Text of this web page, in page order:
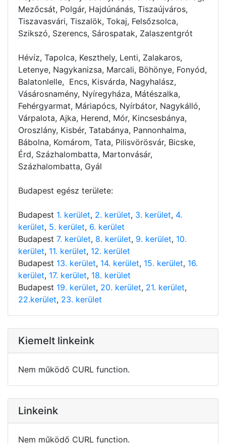
Mezőcsát, Polgár, Hajdúnánás, Tiszaújváros,
Tiszavasvári, Tiszalök, Tokaj, Felsőzsolca,
Szikszó, Szerencs, Sárospatak, Zalaszentgrót
Hévíz, Tapolca, Keszthely, Lenti, Zalakaros,
Letenye, Nagykanizsa, Marcali, Böhönye, Fonyód,
Balatonlelle, Encs, Kisvárda, Nagyhalász,
Vásárosnamény, Nyíregyháza, Mátészalka,
Fehérgyarmat, Máriapócs, Nyírbátor, Nagykálló,
Várpalota, Ajka, Herend, Mór, Kincsesbánya,
Oroszlány, Kisbér, Tatabánya, Pannonhalma,
Bábolna, Komárom, Tata, Pilisvörösvár, Bicske,
Érd, Százhalombatta, Martonvásár,
Százhalombatta, Gyál
Budapest egész területe:
Budapest 1. kerület, 2. kerület, 3. kerület, 4.
kerület, 5. kerület, 6. kerület
Budapest 7. kerület, 8. kerület, 9. kerület, 10.
kerület, 11. kerület, 12. kerület
Budapest 13. kerület, 14. kerület, 15. kerület, 16.
kerület, 17. kerület, 18. kerület
Budapest 19. kerület, 20. kerület, 21. kerület,
22.kerület, 23. kerület
Kiemelt linkeink
Nem működő CURL function.
Linkeink
Nem működő CURL function.